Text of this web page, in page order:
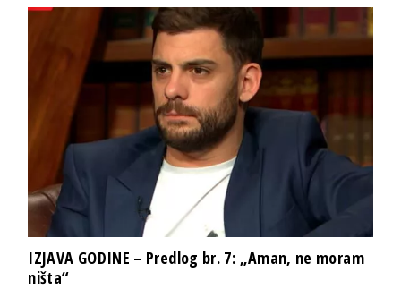
IZJAVA GODINE – Predlog br. 7: „Aman, ne moram
ništa“